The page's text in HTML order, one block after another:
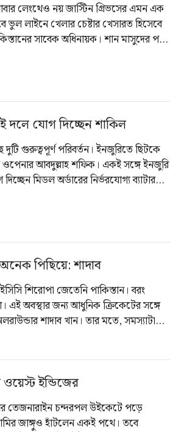
লেংথেও নয় জাস্টিন গ্রিভসের এমন এক
লাইনে খেলার চেষ্টার খেসারত হিসেবে
সাবেক অধিনায়ক। শান মাসুদের পর
যোগ দিচ্ছেন শাকিল
গুরুত্বপূর্ণ পরিবর্তন। ইনজুরিতে ছিটকে
আবদুল্লাহ শফিক। একই সঙ্গে ইনজুরি
মিডল অর্ডারের নির্ভরযোগ্য ব্যাটার
করেছে পাকিস্তান ক্রিকেট বোর্ড
পিছিয়ে: শাদাব
শিরোপা জেতেনি পাকিস্তান। বরং
এই অবস্থার জন্য আধুনিক ক্রিকেটের সঙ্গে
শাদাব খান। তার মতে, সমস্যাটা
শুরু হয়েছে।
ইন্ডিজের
তেজনারাইন চন্দরপল উইকেটে পড়ে
জাঙ্গুও হাঁটলেন একই পথে। তবে